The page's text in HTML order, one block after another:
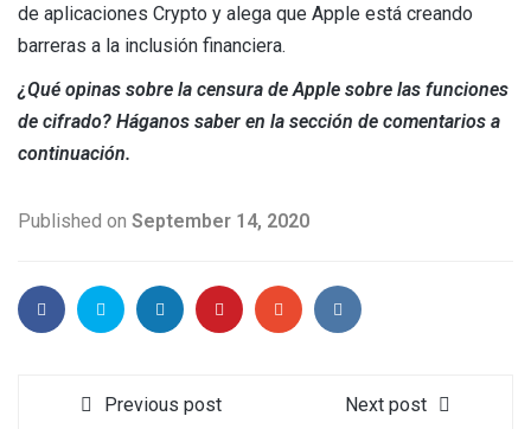
de aplicaciones Crypto y alega que Apple está creando
barreras a la inclusión financiera.
¿Qué opinas sobre la censura de Apple sobre las funciones
de cifrado? Háganos saber en la sección de comentarios a
continuación.
Published on September 14, 2020
Previous post Next post